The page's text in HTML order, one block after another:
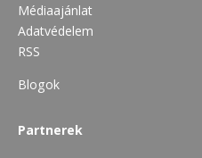
Médiaajánlat
Adatvédelem
RSS
Blogok
Partnerek